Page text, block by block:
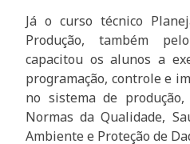
Já o curso técnico
Produção, também
capacitou os alunos a
programação, controle e
no sistema de
Normas da Qualidade,
Ambiente e Proteção de